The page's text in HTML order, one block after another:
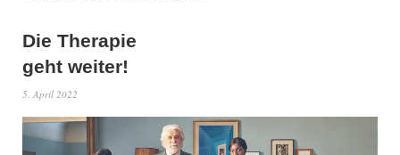
Die Therapie
geht weiter!
5. April 2022